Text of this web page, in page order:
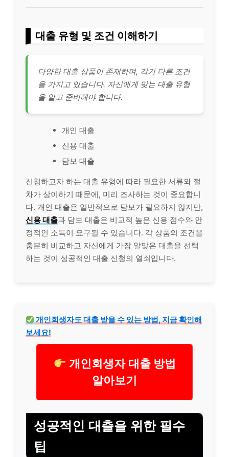
대출 유형 및 조건 이해하기
다양한 대출 상품이 존재하며, 각기 다른 조건
을 가지고 있습니다. 자신에게 맞는 대출 유형
을 알고 준비해야 합니다.
개인 대출
신용 대출
담보 대출
신청하고자 하는 대출 유형에 따라 필요한 서류와 절
차가 상이하기 때문에, 미리 조사하는 것이 중요합니
다. 개인 대출은 일반적으로 담보가 필요하지 않지만,
신용 대출과 담보 대출은 비교적 높은 신용 점수와 안
정적인 소득이 요구될 수 있습니다. 각 상품의 조건을
충분히 비교하고 자신에게 가장 알맞은 대출을 선택
하는 것이 성공적인 대출 신청의 열쇠입니다.
개인회생자도 대출 받을 수 있는 방법, 지금 확인해
보세요!
개인회생자 대출 방법
알아보기
성공적인 대출을 위한 필수
팁